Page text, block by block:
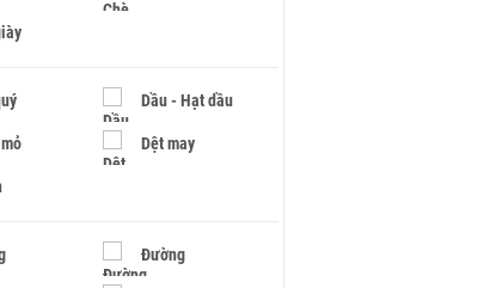
Dầu - Hạt dầu
Dệt may
Đường